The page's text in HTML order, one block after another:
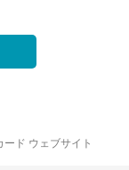
ド ウェブサイト